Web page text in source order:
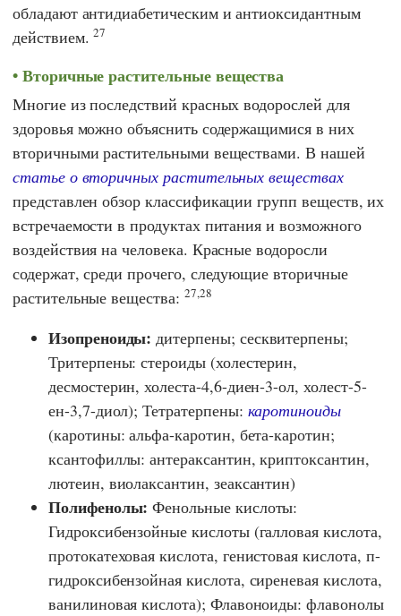
обладают антидиабетическим и антиоксидантным
действием.27
Вторичные растительные вещества
Многие из последствий красных водорослей для
здоровья можно объяснить содержащимися в них
вторичными растительными веществами. В нашей
статье о вторичных растительных веществах
представлен обзор классификации групп веществ, их
встречаемости в продуктах питания и возможного
воздействия на человека. Красные водоросли
содержат, среди прочего, следующие вторичные
растительные вещества: 27,28
Изопреноиды: дитерпены; сесквитерпены;
Тритерпены: стероиды (холестерин,
десмостерин, холеста-4,6-диен-3-ол, холест-5-
ен-3,7-диол); Тетратерпены: каротиноиды
(каротины: альфа-каротин, бета-каротин;
ксантофиллы: антераксантин, криптоксантин,
лютеин, виолаксантин, зеаксантин)
Полифенолы: Фенольные кислоты:
Гидроксибензойные кислоты (галловая кислота,
протокатеховая кислота, генистовая кислота, п-
гидроксибензойная кислота, сиреневая кислота,
ванилиновая кислота); Флавоноиды: флавонолы